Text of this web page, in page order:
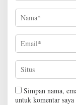
Simpan nama,
untuk komentar